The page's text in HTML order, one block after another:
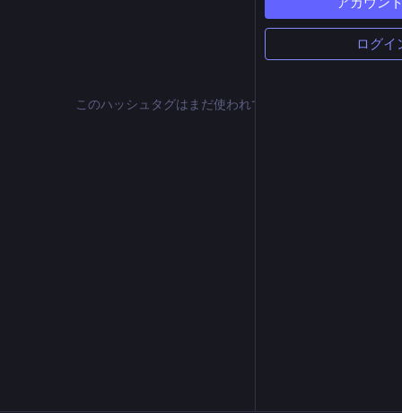
このハッシュタグはまだ使われていません。
ログイ